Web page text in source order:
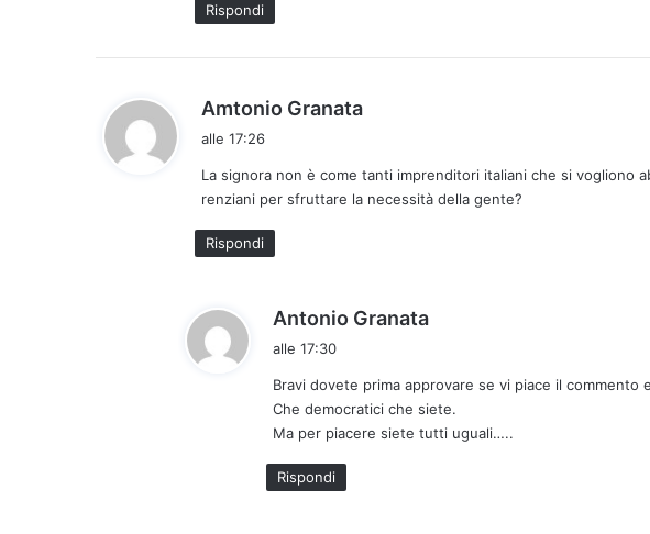
Rispondi
Amtonio Granata
e
alle 17:26
La signora non è come tanti imprenditori italiani che si vogliono
renziani per sfruttare la necessità della gente?
Rispondi
Antonio Granata
e
t
t
alle 17:30
Bravi dovete prima approvare se vi piace il commento
Che democratici che siete.
Ma per piacere siete tutti uguali…..
Rispondi